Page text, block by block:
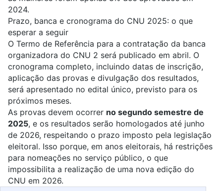
2024.
Prazo, banca e cronograma do CNU 2025: o que
esperar a seguir
O Termo de Referência para a contratação da banca
organizadora do CNU 2 será publicado em abril. O
cronograma completo, incluindo datas de inscrição,
aplicação das provas e divulgação dos resultados,
será apresentado no edital único, previsto para os
próximos meses.
As provas devem ocorrer no segundo semestre de
2025, e os resultados serão homologados até junho
de 2026, respeitando o prazo imposto pela legislação
eleitoral. Isso porque, em anos eleitorais, há restrições
para nomeações no serviço público, o que
impossibilita a realização de uma nova edição do
CNU em 2026.